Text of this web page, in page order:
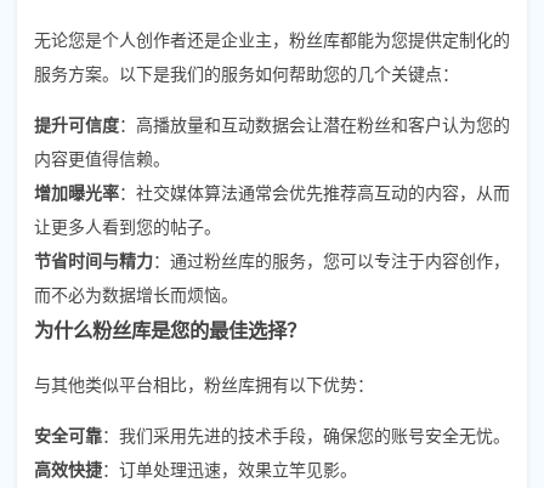
无论您是个人创作者还是企业主，粉丝库都能为您提供定制化的
服务方案。以下是我们的服务如何帮助您的几个关键点：
提升可信度：高播放量和互动数据会让潜在粉丝和客户认为您的
内容更值得信赖。
增加曝光率：社交媒体算法通常会优先推荐高互动的内容，从而
让更多人看到您的帖子。
节省时间与精力：通过粉丝库的服务，您可以专注于内容创作，
而不必为数据增长而烦恼。
为什么粉丝库是您的最佳选择？
与其他类似平台相比，粉丝库拥有以下优势：
安全可靠：我们采用先进的技术手段，确保您的账号安全无忧。
高效快捷：订单处理迅速，效果立竿见影。